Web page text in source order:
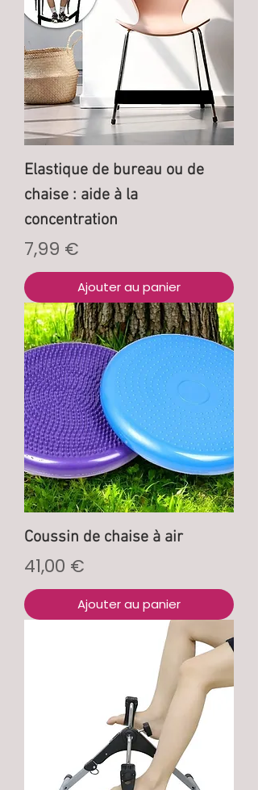
Elastique de bureau ou de
chaise : aide à la
concentration
Prix
7,99 €
Ajouter au panier
Coussin de chaise à air
Prix
41,00 €
Ajouter au panier